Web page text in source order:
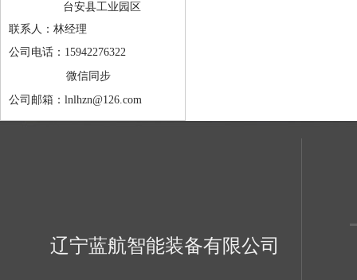
台安县工业园区
联系人：林经理
公司电话：15942276322
微信同步
公司邮箱：lnlhzn@126.com
辽宁蓝航智能装备有限公司